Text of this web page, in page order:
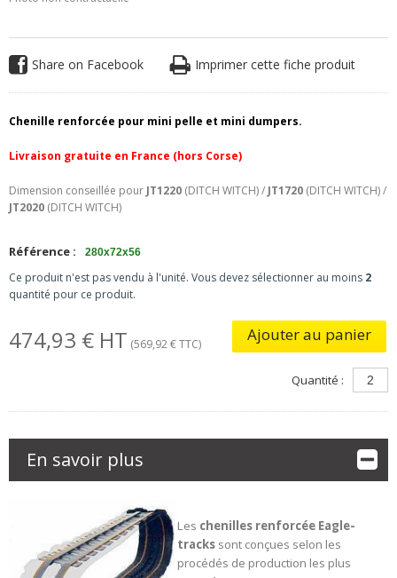
Share on Facebook Imprimer cette fiche produit
Chenille renforcée pour mini pelle et mini dumpers.
Livraison gratuite en France (hors Corse)
Dimension conseillée pour JT1220(DITCH WITCH) / JT1720(DITCH WITCH) /
JT2020(DITCH WITCH)
Référence : 280x72x56
Ce produit n'est pas vendu à l'unité. Vous devez sélectionner au moins 2
quantité pour ce produit.
474,93 € HT (569,92 € TTC) Ajouter au panier
Quantité :
En savoir plus
Les chenilles renforcée Eagle-
trackssont conçues selon les
procédés de production les plus